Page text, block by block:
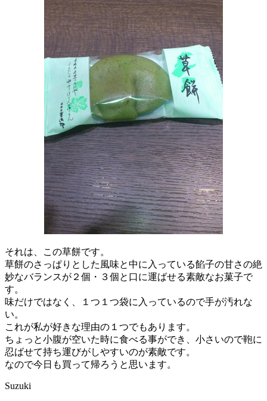
それは、この草餅です。
草餅のさっぱりとした風味と中に入っている餡子の甘さの絶
妙なバランスが２個・３個と口に運ばせる素敵なお菓子で
す。
味だけではなく、１つ１つ袋に入っているので手が汚れな
い。
これが私が好きな理由の１つでもあります。
ちょっと小腹が空いた時に食べる事ができ、小さいので鞄に
忍ばせて持ち運びがしやすいのが素敵です。
なので今日も買って帰ろうと思います。
Suzuki